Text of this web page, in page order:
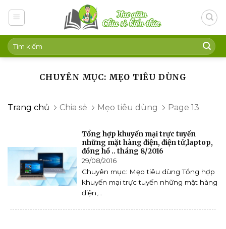
CHUYÊN MỤC: MẸO TIÊU DÙNG
Trang chủ Chia sẻ Mẹo tiêu dùng Page 13
Tổng hợp khuyến mại trực tuyến
những mặt hàng điện, điện tử,laptop,
đồng hồ .. tháng 8/2016
29/08/2016
Chuyên mục: Mẹo tiêu dùng Tổng hợp
khuyến mại trực tuyến những mặt hàng
điện,...